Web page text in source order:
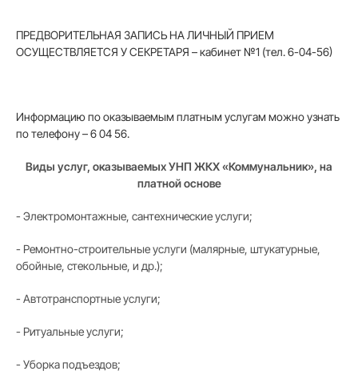
ПРЕДВОРИТЕЛЬНАЯ ЗАПИСЬ НА ЛИЧНЫЙ ПРИЕМ
ОСУЩЕСТВЛЯЕТСЯ У СЕКРЕТАРЯ – кабинет №1 (тел. 6-04-56)
Информацию по оказываемым платным услугам можно узнать
по телефону – 6 04 56.
Виды услуг, оказываемых УНП ЖКХ «Коммунальник», на
платной основе
- Электромонтажные, сантехнические услуги;
- Ремонтно-строительные услуги (малярные, штукатурные,
обойные, стекольные, и др.);
- Автотранспортные услуги;
- Ритуальные услуги;
- Уборка подъездов;